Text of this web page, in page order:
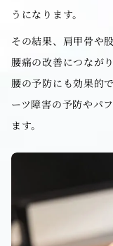
うになります。
その結果、肩甲骨や
腰痛の改善につなが
腰の予防にも効果的
ーツ障害の予防やパ
ます。